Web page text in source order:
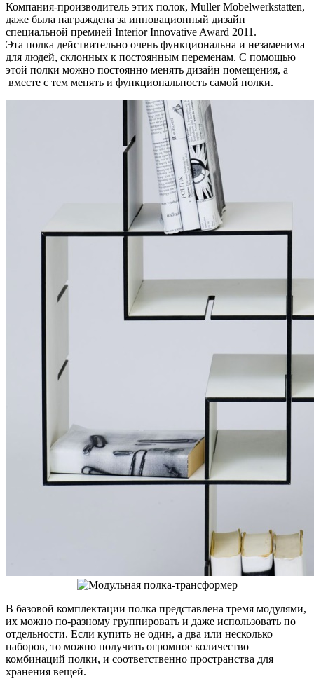
Компания-производитель этих полок, Muller Mobelwerkstatten,
даже была награждена за инновационный дизайн
специальной премией Interior Innovative Award 2011.
Эта полка действительно очень функциональна и незаменима
для людей, склонных к постоянным переменам. С помощью
этой полки можно постоянно менять дизайн помещения, а
вместе с тем менять и функциональность самой полки.
В базовой комплектации полка представлена тремя модулями,
их можно по-разному группировать и даже использовать по
отдельности. Если купить не один, а два или несколько
наборов, то можно получить огромное количество
комбинаций полки, и соответственно пространства для
хранения вещей.